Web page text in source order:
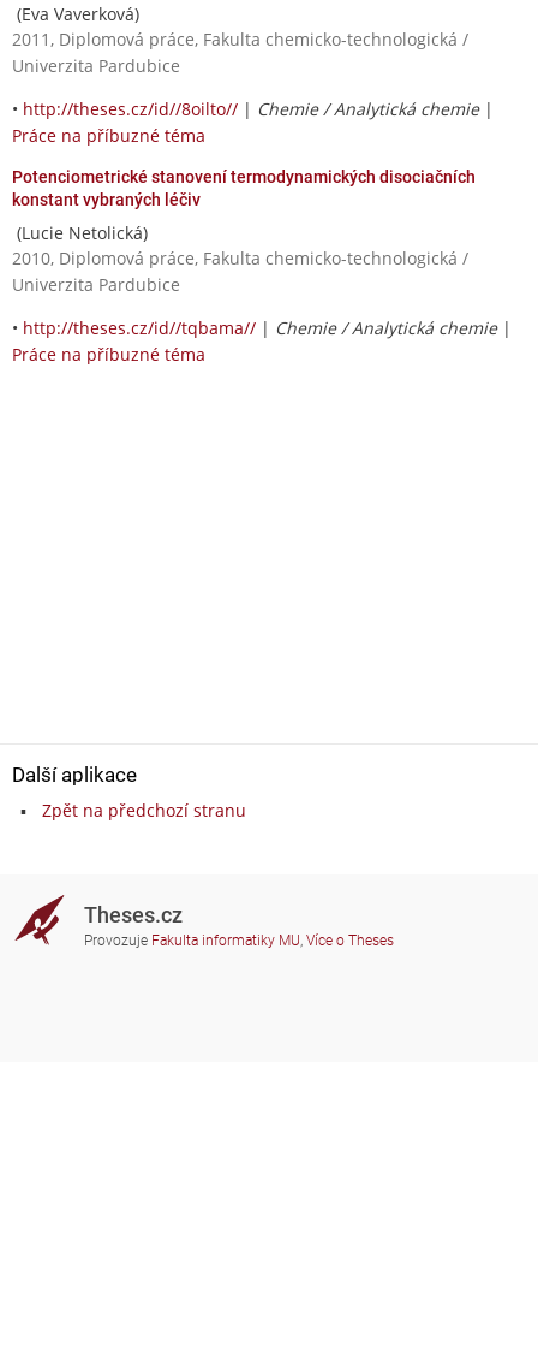
(Eva Vaverková)
2011, Diplomová práce, Fakulta chemicko-technologická /
Univerzita Pardubice
• http://theses.cz/id//8oilto// | Chemie / Analytická chemie|
Práce na příbuzné téma
Potenciometrické stanovení termodynamických disociačních
konstant vybraných léčiv
(Lucie Netolická)
2010, Diplomová práce, Fakulta chemicko-technologická /
Univerzita Pardubice
• http://theses.cz/id//tqbama// | Chemie / Analytická chemie|
Práce na příbuzné téma
Další aplikace
Zpět na předchozí stranu
Theses.cz
Provozuje Fakulta informatiky MU, Více o Theses